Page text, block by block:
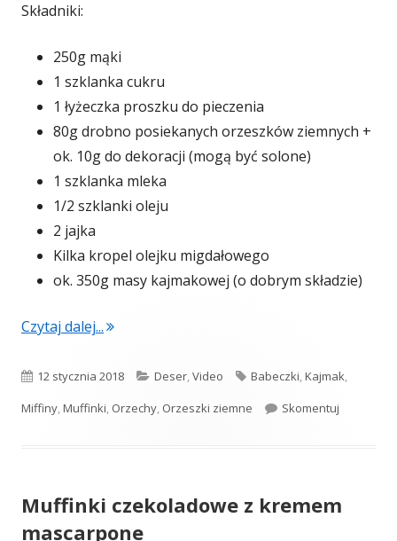
Składniki:
250g mąki
1 szklanka cukru
1 łyżeczka proszku do pieczenia
80g drobno posiekanych orzeszków ziemnych +
ok. 10g do dekoracji (mogą być solone)
1 szklanka mleka
1/2 szklanki oleju
2 jajka
Kilka kropel olejku migdałowego
ok. 350g masy kajmakowej (o dobrym składzie)
Czytaj dalej..."Muffinki orzechowe z kajmakiem (video)"
Opublikowano
12 stycznia 2018 Kategorie
Deser,Video Tagi
Babeczki,Kajmak,
Miffiny,Muffinki, Orzechy, Orzeszki ziemne Skomentuj
Muffinki czekoladowe z kremem
mascarpone